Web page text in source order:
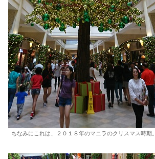
ちなみにこれは、２０１８年のマニラのクリスマス時期。